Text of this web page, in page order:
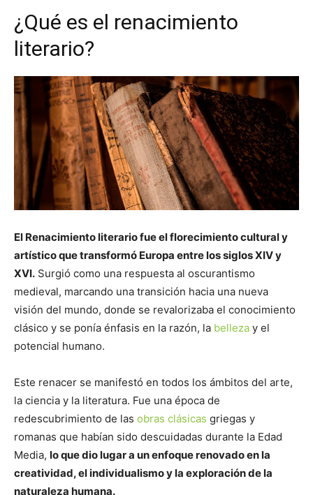
¿Qué es el renacimiento
literario?
El Renacimiento literario fue el florecimiento cultural y
artístico que transformó Europa entre los siglos XIV y
XVI. Surgió como una respuesta al oscurantismo
medieval, marcando una transición hacia una nueva
visión del mundo, donde se revalorizaba el conocimiento
clásico y se ponía énfasis en la razón, la belleza y el
potencial humano.
Este renacer se manifestó en todos los ámbitos del arte,
la ciencia y la literatura. Fue una época de
redescubrimiento de las obras clásicas griegas y
romanas que habían sido descuidadas durante la Edad
Media, lo que dio lugar a un enfoque renovado en la
creatividad, el individualismo y la exploración de la
naturaleza humana.